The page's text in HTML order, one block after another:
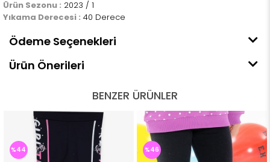
Ürün Sezonu : 2023 / 1
Yıkama Derecesi : 40 Derece
Ödeme Seçenekleri
Ürün Önerileri
BENZER ÜRÜNLER
%44 %46